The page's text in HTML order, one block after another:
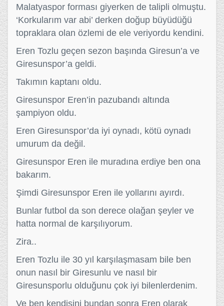
Malatyaspor forması giyerken de talipli olmuştu.
‘Korkularım var abi’ derken doğup büyüdüğü
topraklara olan özlemi de ele veriyordu kendini.
Eren Tozlu geçen sezon başında Giresun’a ve
Giresunspor’a geldi.
Takımın kaptanı oldu.
Giresunspor Eren’in pazubandı altında
şampiyon oldu.
Eren Giresunspor’da iyi oynadı, kötü oynadı
umurum da değil.
Giresunspor Eren ile muradına erdiye ben ona
bakarım.
Şimdi Giresunspor Eren ile yollarını ayırdı.
Bunlar futbol da son derece olağan şeyler ve
hatta normal de karşılıyorum.
Zira..
Eren Tozlu ile 30 yıl karşılaşmasam bile ben
onun nasıl bir Giresunlu ve nasıl bir
Giresunsporlu olduğunu çok iyi bilenlerdenim.
Ve ben kendisini bundan sonra Eren olarak